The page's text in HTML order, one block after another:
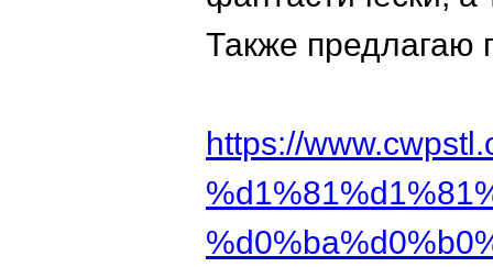
Также предлагаю
https://